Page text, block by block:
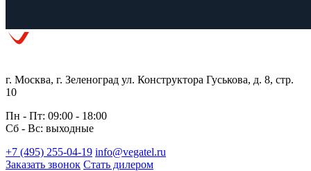
г. Москва, г. Зеленоград ул. Конструктора Гуськова, д. 8, стр.
10
Пн - Пт: 09:00 - 18:00
Сб - Вс: выходные
+7 (495) 255-04-19 info@vegatel.ru
Заказать звонок Стать дилером